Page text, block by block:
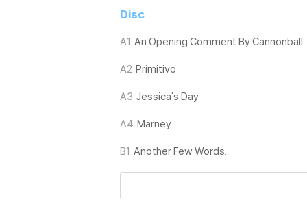
2) 디스크는 정전기와 먼지로 인해 재생이 원
1) 열을 가하여 제작하는 바이닐 공정 특성상
재생이 불안정한 경우 스태빌라이저를 사용하
2) 재생 음역의 왜곡을 최소화 하고 반복 재생
는 전용 제품 등을 이용하여 센터 홀을 조정하
가능합니다
Disc
A1 An Opening Comment By Cannonball
A2 Primitivo
A3 Jessica's Day
A4 Marney
B1 Another Few Words...